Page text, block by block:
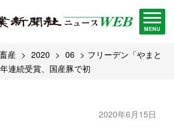
MENU
畜産 2020 06
フリーデン「やまと
連続受賞、国産豚で初
2020年6月15日